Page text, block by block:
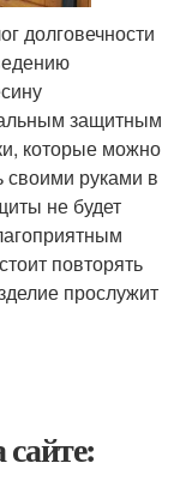
долговечности
защитным
которые можно
своими руками в
не будет
повторять
прослужит